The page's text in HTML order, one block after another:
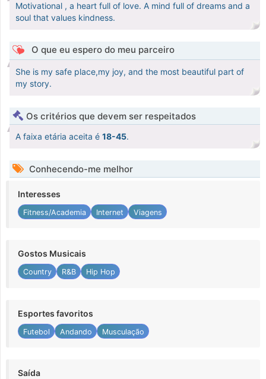
Motivational , a heart full of love. A mind full of dreams and a
soul that values kindness.
O que eu espero do meu parceiro
She is my safe place,my joy, and the most beautiful part of
my story.
Os critérios que devem ser respeitados
A faixa etária aceita é 18-45.
Conhecendo-me melhor
Interesses
Fitness/Academia Internet Viagens
Gostos Musicais
Country R&B Hip Hop
Esportes favoritos
Futebol Andando Musculação
Saída